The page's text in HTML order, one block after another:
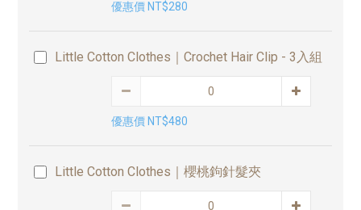
優惠價 NT$280
Little Cotton Clothes｜Crochet Hair Clip - 3入組
優惠價 NT$480
Little Cotton Clothes｜櫻桃鉤針髮夾